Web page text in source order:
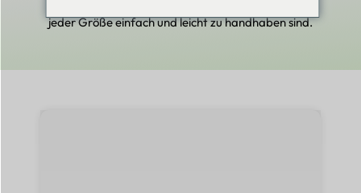
jeder Größe einfach und leicht zu handhaben sind.